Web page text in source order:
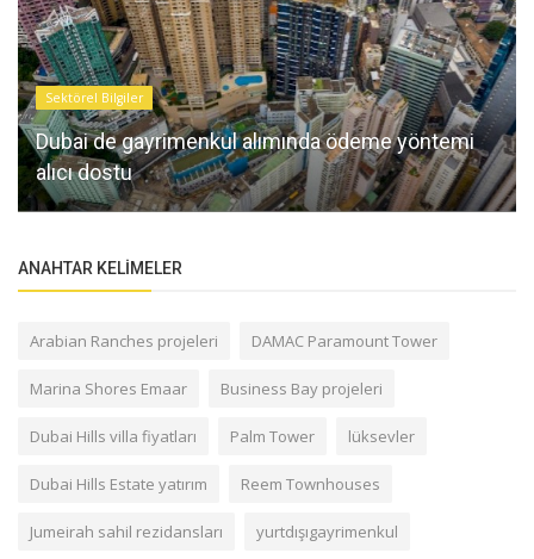
Sektörel Bilgiler
Dubai de gayrimenkul alımında ödeme yöntemi
alıcı dostu
ANAHTAR KELIMELER
Arabian Ranches projeleri DAMAC Paramount Tower
Marina Shores Emaar Business Bay projeleri
Dubai Hills villa fiyatları Palm Tower lüksevler
Dubai Hills Estate yatırım Reem Townhouses
Jumeirah sahil rezidansları yurtdışıgayrimenkul